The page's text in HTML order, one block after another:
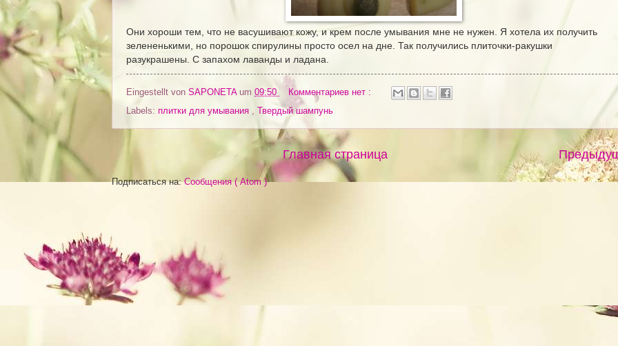
Они хороши тем, что не васушивают кожу, и крем после умывания мне не нужен. Я хотела их получить
зелененькими, но порошок спирулины просто осел на дне. Так получились плиточки-ракушки
разукрашены. С запахом лаванды и ладана.
Eingestellt von SAPONETA um 09:50
Комментариев нет :
Labels: плитки для умывания Твердый шампунь
Главная страница
Подписаться на:Сообщения ( Atom )